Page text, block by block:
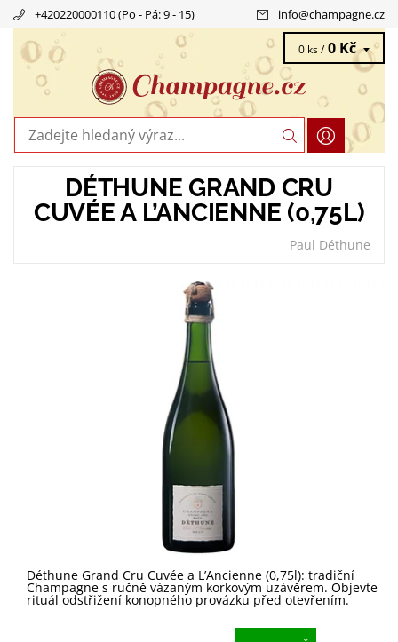
+420220000110 (Po - Pá: 9 - 15) info@champagne.cz
0 ks / 0 Kč
DÉTHUNE GRAND CRU
CUVÉE A L’ANCIENNE (0,75L)
Paul Déthune
Déthune Grand Cru Cuvée a L’Ancienne (0,75l): tradiční
Champagne s ručně vázaným korkovým uzávěrem. Objevte
rituál odstřižení konopného provázku před otevřením.